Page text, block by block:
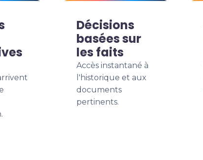
Décisions
basées sur
les faits
Accès instantané à
l'historique et aux
documents
pertinents.